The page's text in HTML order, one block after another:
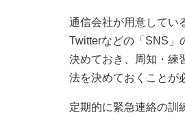
通信会社が用意してい
Twitterなどの「SNS」
決めておき、周知・練
法を決めておくことが
定期的に緊急連絡の訓